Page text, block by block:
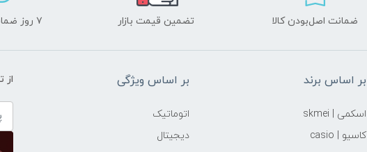
ضمانت اصل‌بودن کالا تضمین قیمت بازار ۷ روز ضمانت بازگشت
بر اساس برند
اسکمی | skmei
کاسیو | casio
بر اساس ویژگی
اتوماتیک
دیجیتال
از